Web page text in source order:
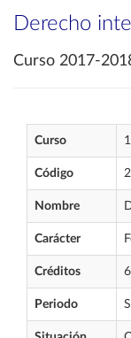
Derecho
Curso 2017-
Curso 1
Código
Nombre
Carácter
Créditos
Periodo